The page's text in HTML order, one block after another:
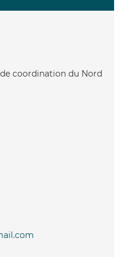
coordination du Nord